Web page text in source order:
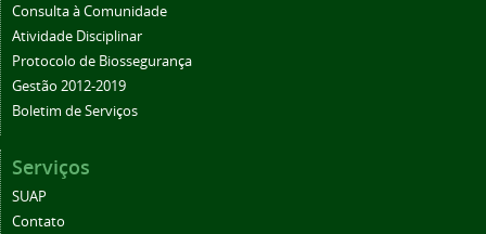
Consulta à Comunidade
Atividade Disciplinar
Protocolo de Biossegurança
Gestão 2012-2019
Boletim de Serviços
Serviços
SUAP
Contato